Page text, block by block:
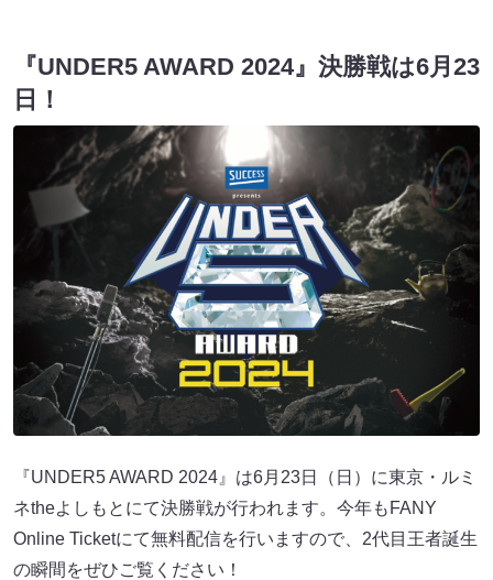
『UNDER5 AWARD 2024』決勝戦は6月23
日！
『UNDER5 AWARD 2024』は6月23日（日）に東京・ルミ
ネtheよしもとにて決勝戦が行われます。今年もFANY
Online Ticketにて無料配信を行いますので、2代目王者誕生
の瞬間をぜひご覧ください！